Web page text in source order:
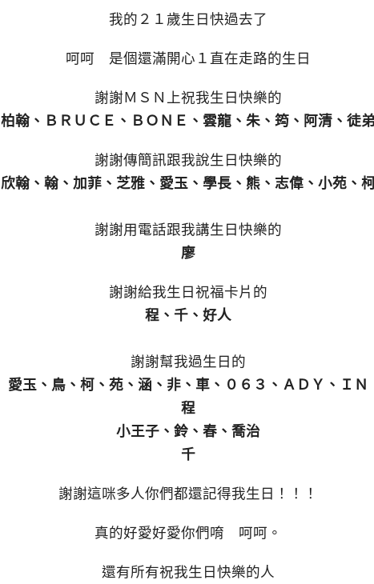
我的２１歲生日快過去了
呵呵 是個還滿開心１直在走路的生日
謝謝ＭＳＮ上祝我生日快樂的
柏翰、ＢＲＵＣＥ、ＢＯＮＥ、雲龍、朱、筠、阿清、徒弟
謝謝傳簡訊跟我說生日快樂的
欣翰、翰、加菲、芝雅、愛玉、學長、熊、志偉、小苑、
謝謝用電話跟我講生日快樂的
廖
謝謝給我生日祝福卡片的
程、千、好人
謝謝幫我過生日的
愛玉、鳥、柯、苑、涵、非、車、０６３、ＡＤＹ、ＩＮ
程
小王子、鈴、春、喬治
千
謝謝這咪多人你們都還記得我生日！！！
真的好愛好愛你們唷 呵呵。
還有所有祝我生日快樂的人